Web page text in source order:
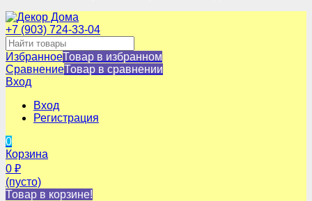
+7 (903) 724-33-04
ИзбранноеТовар в избранном
СравнениеТовар в сравнении
Вход
Вход
Регистрация
0
Корзина
0 ₽
(пусто)
Товар в корзине!